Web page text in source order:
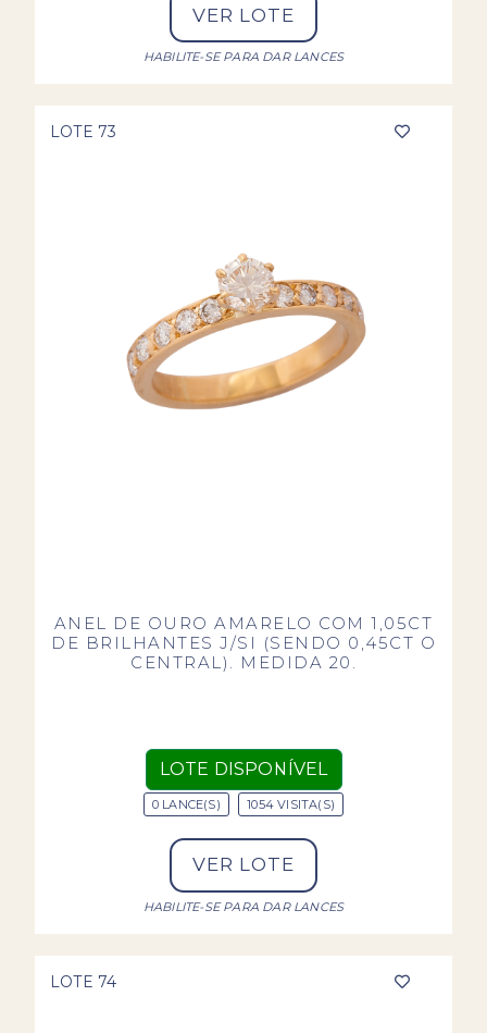
VER LOTE
HABILITE-SE PARA DAR LANCES
LOTE 73
ANEL DE OURO AMARELO COM 1,05CT
DE BRILHANTES J/SI (SENDO 0,45CT O
CENTRAL). MEDIDA 20.
LOTE DISPONÍVEL
0 LANCE(S) 1054 VISITA(S)
VER LOTE
HABILITE-SE PARA DAR LANCES
LOTE 74